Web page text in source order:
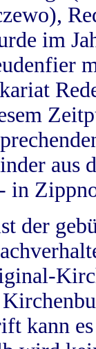
im
aus
in
der
kann